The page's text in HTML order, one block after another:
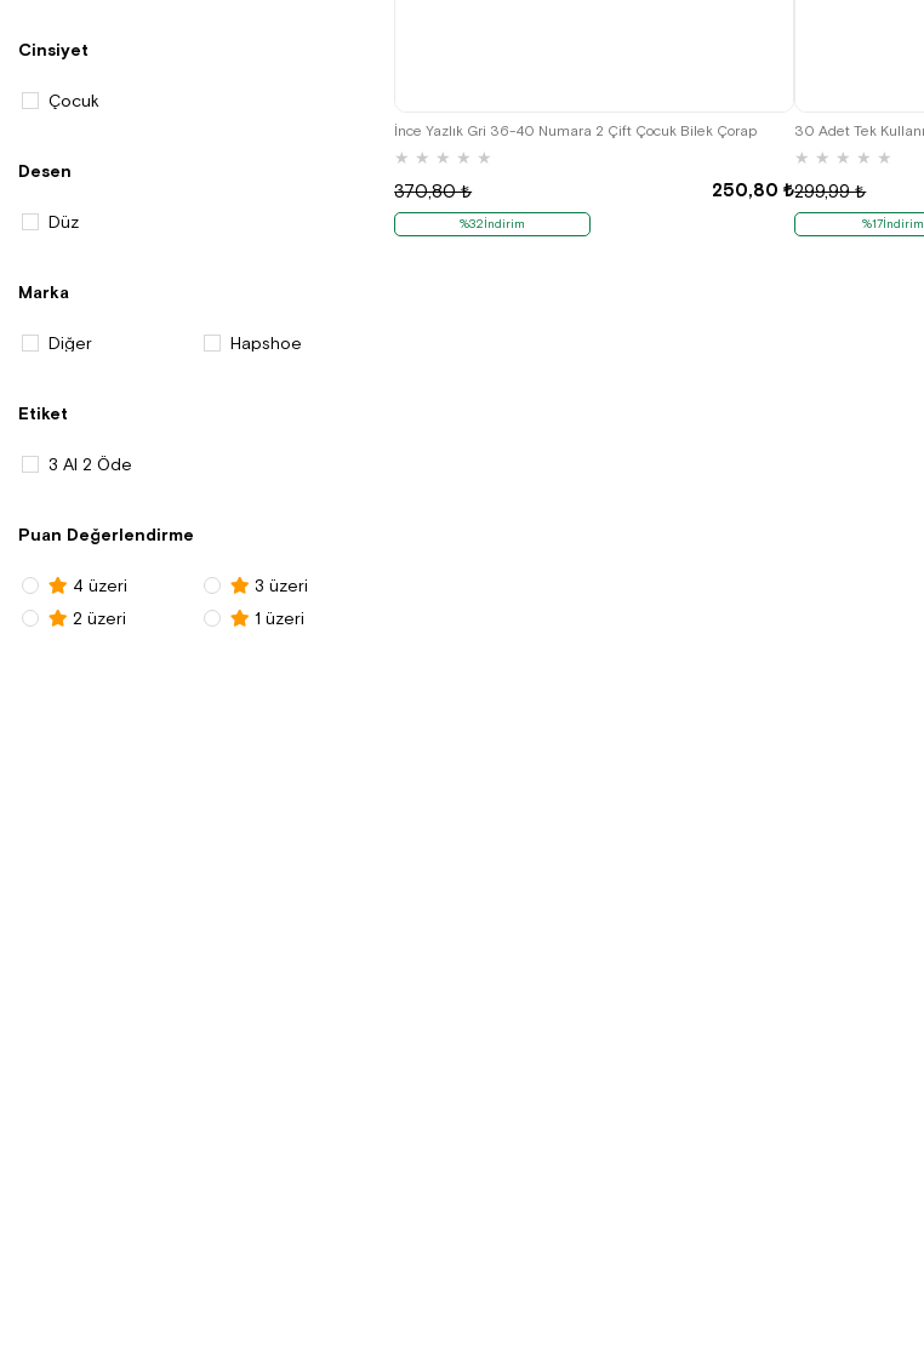
Cinsiyet
Çocuk
Desen
Düz
Marka
Diğer Hapshoe
Etiket
3 Al 2 Öde
Puan Değerlendirme
4 üzeri
3 üzeri
2 üzeri
1 üzeri
İnce Yazlık Gri 36-40 Numara 2 Çift Çocuk Bilek Çorap
★ ★ ★ ★ ★
250,80 ₺
370,80 ₺
%32İndirim
★ ★ ★ ★ ★
299,99 ₺
%17İndirim